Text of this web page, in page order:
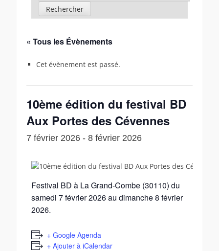
« Tous les Évènements
Cet évènement est passé.
10ème édition du festival BD
Aux Portes des Cévennes
7 février 2026 - 8 février 2026
Festival BD à La Grand-Combe (30110) du
samedi 7 février 2026 au dimanche 8 février
2026.
+ Google Agenda
+ Ajouter à iCalendar